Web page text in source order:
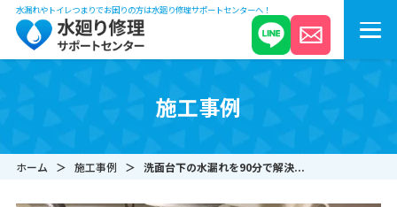
水漏れやトイレつまりでお困りの方は水廻り修理サポートセンターへ！
施工事例
ホーム 施工事例 洗面台下の水漏れを90分で解決...